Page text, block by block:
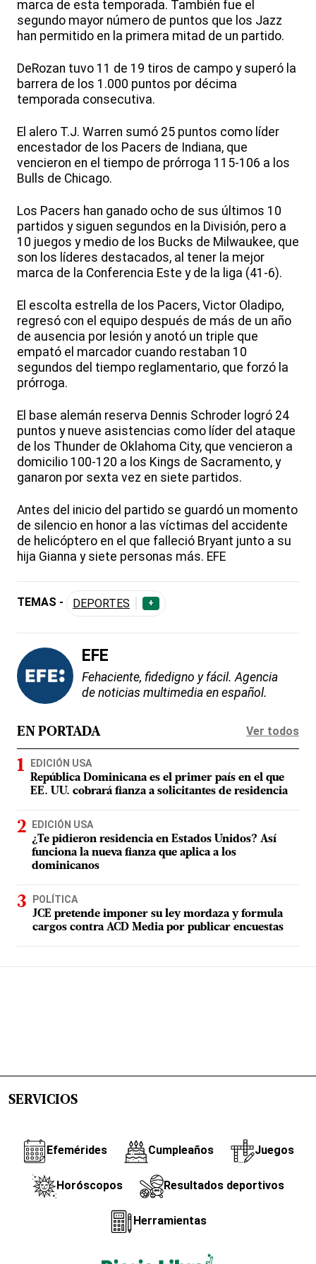
marca de esta temporada. También fue el
segundo mayor número de puntos que los Jazz
han permitido en la primera mitad de un partido.
DeRozan tuvo 11 de 19 tiros de campo y superó la
barrera de los 1.000 puntos por décima
temporada consecutiva.
El alero T.J. Warren sumó 25 puntos como líder
encestador de los Pacers de Indiana, que
vencieron en el tiempo de prórroga 115-106 a los
Bulls de Chicago.
Los Pacers han ganado ocho de sus últimos 10
partidos y siguen segundos en la División, pero a
10 juegos y medio de los Bucks de Milwaukee, que
son los líderes destacados, al tener la mejor
marca de la Conferencia Este y de la liga (41-6).
El escolta estrella de los Pacers, Victor Oladipo,
regresó con el equipo después de más de un año
de ausencia por lesión y anotó un triple que
empató el marcador cuando restaban 10
segundos del tiempo reglamentario, que forzó la
prórroga.
El base alemán reserva Dennis Schroder logró 24
puntos y nueve asistencias como líder del ataque
de los Thunder de Oklahoma City, que vencieron a
domicilio 100-120 a los Kings de Sacramento, y
ganaron por sexta vez en siete partidos.
Antes del inicio del partido se guardó un momento
de silencio en honor a las víctimas del accidente
de helicóptero en el que falleció Bryant junto a su
hija Gianna y siete personas más. EFE
TEMAS - DEPORTES +
EFE
Fehaciente, fidedigno y fácil. Agencia
de noticias multimedia en español.
EN PORTADA Ver todos
EDICIÓN USA
República Dominicana es el primer país en el que
EE. UU. cobrará fianza a solicitantes de residencia
EDICIÓN USA
¿Te pidieron residencia en Estados Unidos? Así
funciona la nueva fianza que aplica a los
dominicanos
POLÍTICA
JCE pretende imponer su ley mordaza y formula
cargos contra ACD Media por publicar encuestas
SERVICIOS
Efemérides Cumpleaños Juegos
Horóscopos Resultados deportivos
Herramientas